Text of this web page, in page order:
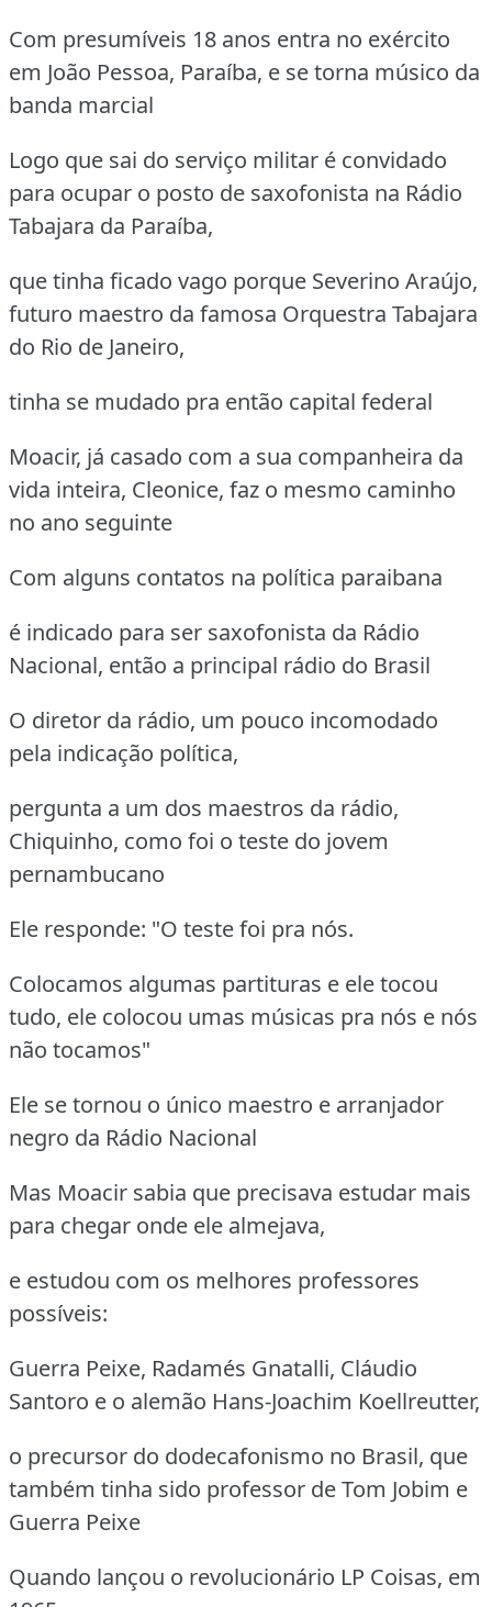
Com presumíveis 18 anos entra no exército
em João Pessoa, Paraíba, e se torna músico da
banda marcial
Logo que sai do serviço militar é convidado
para ocupar o posto de saxofonista na Rádio
Tabajara da Paraíba,
que tinha ficado vago porque Severino Araújo,
futuro maestro da famosa Orquestra Tabajara
do Rio de Janeiro,
tinha se mudado pra então capital federal
Moacir, já casado com a sua companheira da
vida inteira, Cleonice, faz o mesmo caminho
no ano seguinte
Com alguns contatos na política paraibana
é indicado para ser saxofonista da Rádio
Nacional, então a principal rádio do Brasil
O diretor da rádio, um pouco incomodado
pela indicação política,
pergunta a um dos maestros da rádio,
Chiquinho, como foi o teste do jovem
pernambucano
Ele responde: "O teste foi pra nós.
Colocamos algumas partituras e ele tocou
tudo, ele colocou umas músicas pra nós e nós
não tocamos"
Ele se tornou o único maestro e arranjador
negro da Rádio Nacional
Mas Moacir sabia que precisava estudar mais
para chegar onde ele almejava,
e estudou com os melhores professores
possíveis:
Guerra Peixe, Radamés Gnatalli, Cláudio
Santoro e o alemão Hans-Joachim Koellreutter,
o precursor do dodecafonismo no Brasil, que
também tinha sido professor de Tom Jobim e
Guerra Peixe
Quando lançou o revolucionário LP Coisas, em